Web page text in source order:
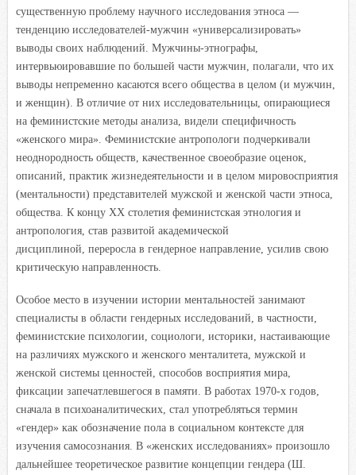
существенную проблему научного исследования этноса —
тенденцию исследователей-мужчин «универсализировать»
выводы своих наблюдений. Мужчины-этнографы,
интервьюировавшие по большей части мужчин, полагали, что их
выводы непременно касаются всего общества в целом (и мужчин,
и женщин). В отличие от них исследовательницы, опирающиеся
на феминистские методы анализа, видели специфичность
«женского мира». Феминистские антропологи подчеркивали
неоднородность обществ, качественное своеобразие оценок,
описаний, практик жизнедеятельности и в целом мировосприятия
(ментальности) представителей мужской и женской части этноса,
общества. К концу XX столетия феминистская этнология и
антропология, став развитой академической
дисциплиной, переросла в гендерное направление, усилив свою
критическую направленность.
Особое место в изучении истории ментальностей занимают
специалисты в области гендерных исследований, в частности,
феминистские психологии, социологи, историки, настаивающие
на различиях мужского и женского менталитета, мужской и
женской системы ценностей, способов восприятия мира,
фиксации запечатлевшегося в памяти. В работах 1970-х годов,
сначала в психоаналитических, стал употребляться термин
«гендер» как обозначение пола в социальном контексте для
изучения самосознания. В «женских исследованиях» произошло
дальнейшее теоретическое развитие концепции гендера (Ш.